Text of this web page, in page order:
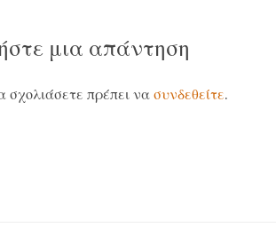
μια απάντηση
σχολιάσετε πρέπει νασυνδεθείτε.